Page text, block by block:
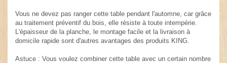
Vous ne devez pas ranger cette table pendant l'automne, car grâce
au traitement préventif du bois, elle résiste à toute intempérie.
L'épaisseur de la planche, le montage facile et la livraison à
domicile rapide sont d'autres avantages des produits KING.
Astuce : Vous voulez combiner cette table avec un certain nombre